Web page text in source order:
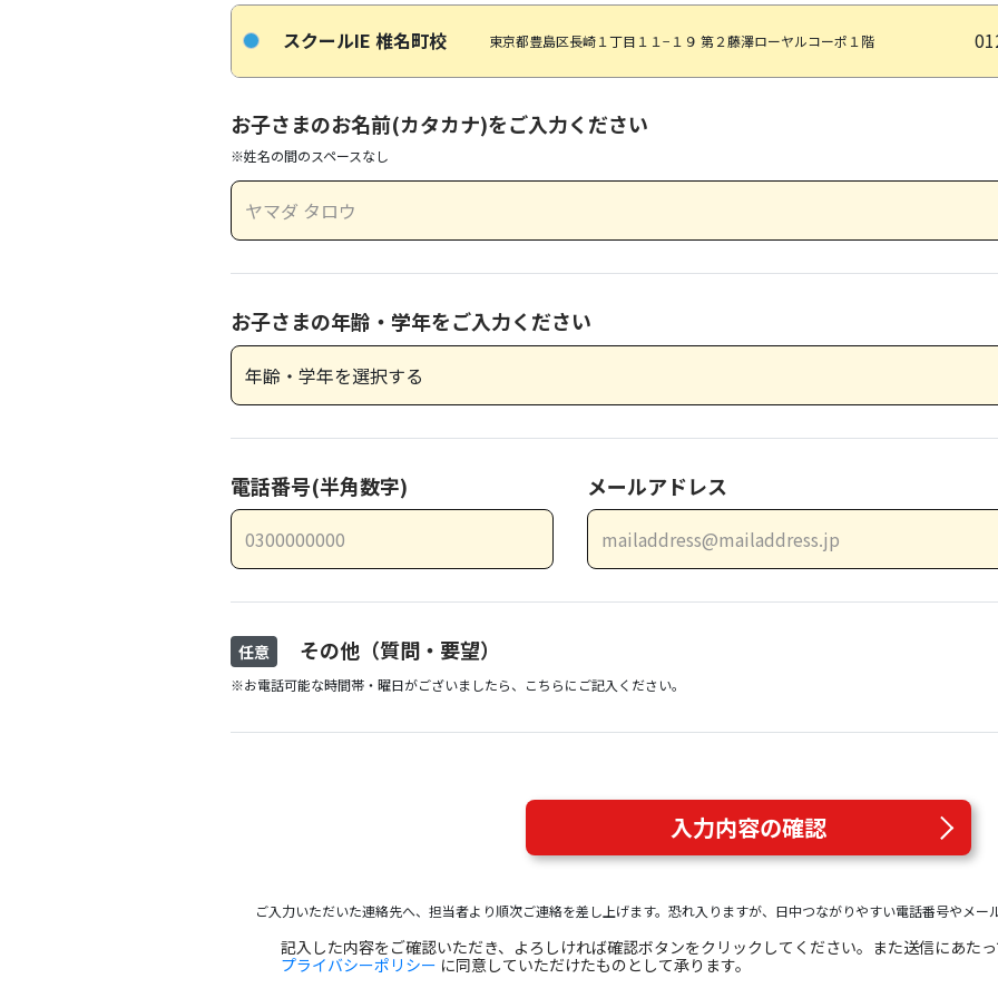
スクールIE 椎名町校 東京都豊島区長崎１丁目１１−１９ 第２藤澤ローヤルコーポ１階
お子さまのお名前(カタカナ)をご入力ください
※姓名の間のスペースなし
お子さまの年齢・学年をご入力ください
電話番号(半角数字) メールアドレス
任意 その他（質問・要望）
※お電話可能な時間帯・曜日がございましたら、こちらにご記入ください。
入力内容の確認
ご入力いただいた連絡先へ、担当者より順次ご連絡を差し上げます。恐れ入りますが、日中つながりやすい電話番号やメー
記入した内容をご確認いただき、よろしければ確認ボタンをクリックしてください。また送信にあた
プライバシーポリシー に同意していただけたものとして承ります。